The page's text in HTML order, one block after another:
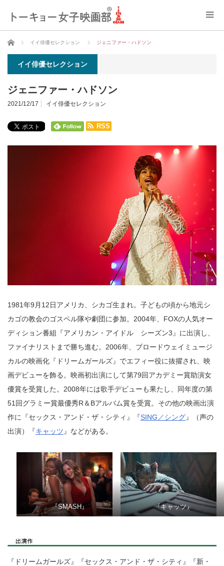
ホーム イイ俳優セレクション ジェニファー・ハドソン
イイ俳優セレクション
ジェニファー・ハドソン
2021/12/17 イイ俳優セレクション
RSS
1981年9月12日アメリカ、シカゴ生まれ。子どもの頃から地元シ
カゴの教会のゴスペル隊や劇団に参加。2004年、FOXの人気オー
ディション番組『アメリカン・アイドル シーズン3』に出演し、
ファイナリストまで勝ち進む。2006年、ブロードウェイミュージ
カルの映画化『ドリームガールズ』でエフィー役に抜擢され、映
画デビューを飾る。映画初出演にして第79回アカデミー賞助演女
優賞を受賞した。2008年には歌手デビューも果たし、同年度の第
51回グラミー賞最優秀R＆Bアルバム賞を受賞。その他の映画出演
作に『セックス・アンド・ザ・シティ』『SING／シング』（声の
出演）『キャッツ 』などがある。
『SMASH』 『キャッツ』
『ドリームガールズ』『セックス・アンド・ザ・シティ』『新・